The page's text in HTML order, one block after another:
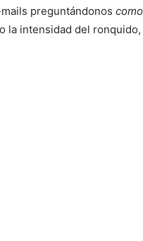
preguntándonos
intensidad del